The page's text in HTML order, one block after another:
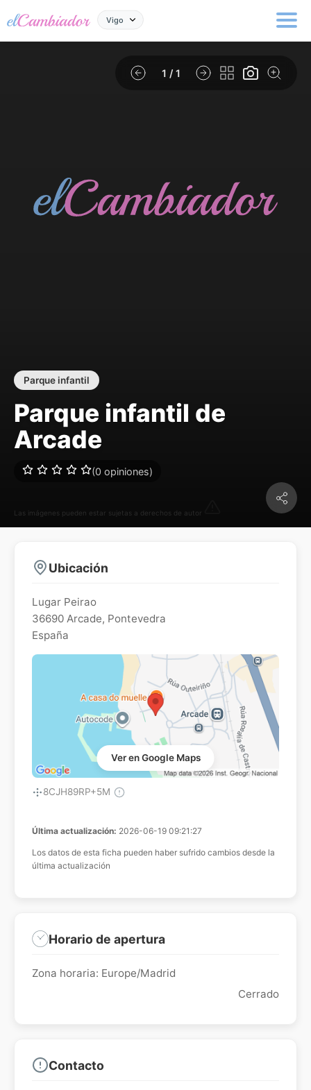
Vigo
1 / 1
Las imágenes pueden estar sujetas a derechos de autor
Parque infantil
Parque infantil de
Arcade
(0 opiniones)
Ubicación
Lugar Peirao
36690 Arcade, Pontevedra
España
Ver en Google Maps
8CJH89RP+5M
Última actualización: 2026-06-19 09:21:27
Los datos de esta ficha pueden haber sufrido cambios desde la
última actualización
Horario de apertura
Zona horaria: Europe/Madrid
Cerrado
Contacto